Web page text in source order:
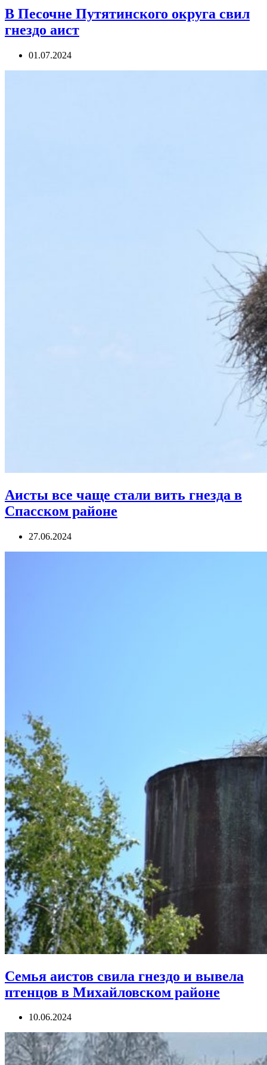
В Песочне Путятинского округа свил
гнездо аист
01.07.2024
Аисты все чаще стали вить гнезда в
Спасском районе
27.06.2024
Семья аистов свила гнездо и вывела
птенцов в Михайловском районе
10.06.2024